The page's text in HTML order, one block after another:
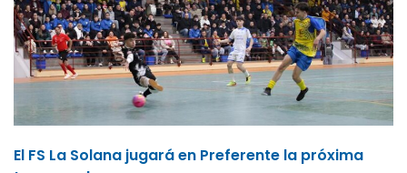
El FS La Solana jugará en Preferente la próxima